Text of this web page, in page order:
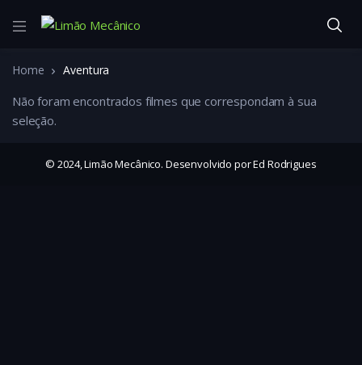
Home Aventura
Não foram encontrados filmes que correspondam à sua
seleção.
© 2024, Limão Mecânico. Desenvolvido por Ed Rodrigues